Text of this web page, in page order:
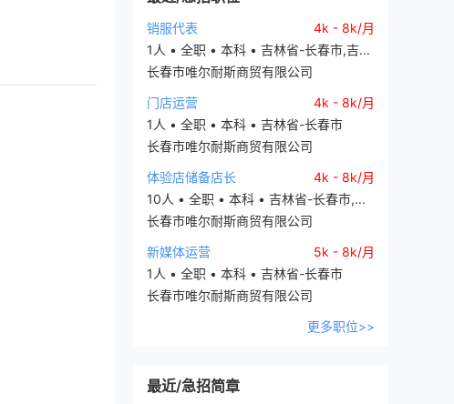
销服代表
4k - 8k/月
1人 • 全职 • 本科 • 吉林省-长春市,吉...
长春市唯尔耐斯商贸有限公司
门店运营
4k - 8k/月
1人 • 全职 • 本科 • 吉林省-长春市
长春市唯尔耐斯商贸有限公司
体验店储备店长
4k - 8k/月
10人 • 全职 • 本科 • 吉林省-长春市,...
长春市唯尔耐斯商贸有限公司
新媒体运营
5k - 8k/月
1人 • 全职 • 本科 • 吉林省-长春市
长春市唯尔耐斯商贸有限公司
更多职位>>
最近/急招简章